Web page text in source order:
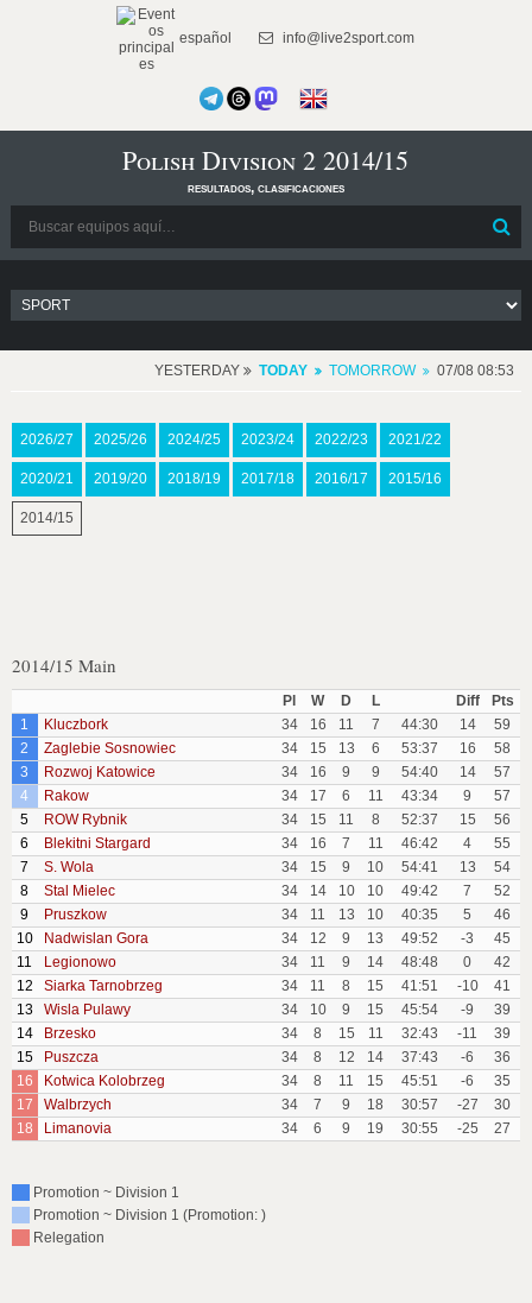
español info@live2sport.com
Polish Division 2 2014/15
resultados, clasificaciones
YESTERDAY TODAY TOMORROW 07/08 08:53
2026/27 2025/26 2024/25 2023/24 2022/23 2021/22
2020/21 2019/20 2018/19 2017/18 2016/17 2015/16
2014/15
2014/15 Main
Pl W D L Diff
Pts
1
Kluczbork 34 16 11 7 44:30 14
59
2
Zaglebie Sosnowiec 34 15 13 6 53:37 16
58
3
Rozwoj Katowice 34 16 9 9 54:40 14
57
4
Rakow 34 17 6 11 43:34 9
57
5
ROW Rybnik 34 15 11 8 52:37 15
56
6
Blekitni Stargard 34 16 7 11 46:42 4
55
7
S. Wola 34 15 9 10 54:41 13
54
8
Stal Mielec 34 14 10 10 49:42 7
52
9
Pruszkow 34 11 13 10 40:35 5
46
10
Nadwislan Gora 34 12 9 13 49:52 -3
45
11
Legionowo 34 11 9 14 48:48 0
42
12
Siarka Tarnobrzeg 34 11 8 15 41:51 -10
41
13
Wisla Pulawy 34 10 9 15 45:54 -9
39
14
Brzesko 34 8 15 11 32:43 -11
39
15
Puszcza 34 8 12 14 37:43 -6
36
16
Kotwica Kolobrzeg 34 8 11 15 45:51 -6
35
17
Walbrzych 34 7 9 18 30:57 -27
30
18
Limanovia 34 6 9 19 30:55 -25 27
Promotion ~ Division 1
Promotion ~ Division 1 (Promotion: )
Relegation